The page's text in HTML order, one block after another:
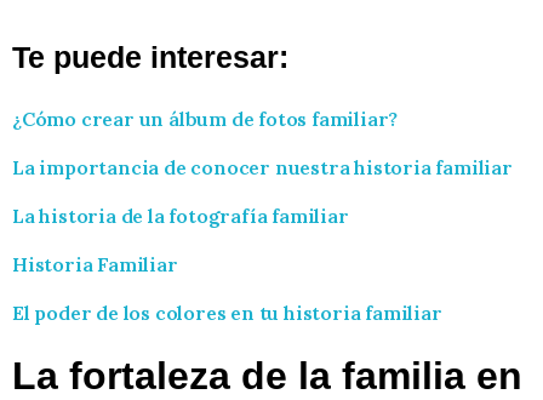
Te puede interesar:
¿Cómo crear un álbum de fotos familiar?
La importancia de conocer nuestra historia familiar
La historia de la fotografía familiar
Historia Familiar
El poder de los colores en tu historia familiar
La fortaleza de la familia en